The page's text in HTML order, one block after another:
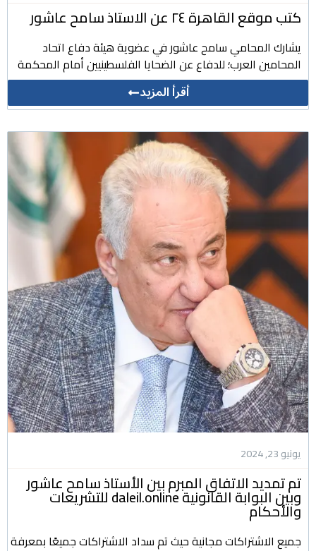
كتب موقع القاهرة ٢٤ عن الاستاذ سامح عاشور
يشارك المحامي سامح عاشور في عضوية هيئة دفاع اتحاد
المحامين العرب؛ للدفاع عن الضحايا الفلسطينيين أمام المحكمة
أقرأ المزيد
يونيو 23, 2024
تم تمديد الاتفاق المبرم بين الأستاذ سامح عاشور
وبين البوابة القانونية daleil.online للتشريعات
والأحكام
جميع الاشتراكات مجانية حيث تم سداد الاشتراكات جميعًا بمعرفة